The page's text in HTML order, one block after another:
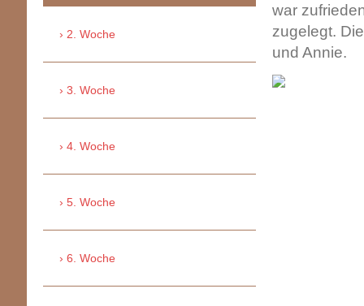
war
zugelegt.
und Annie.
2. Woche
3. Woche
4. Woche
5. Woche
6. Woche